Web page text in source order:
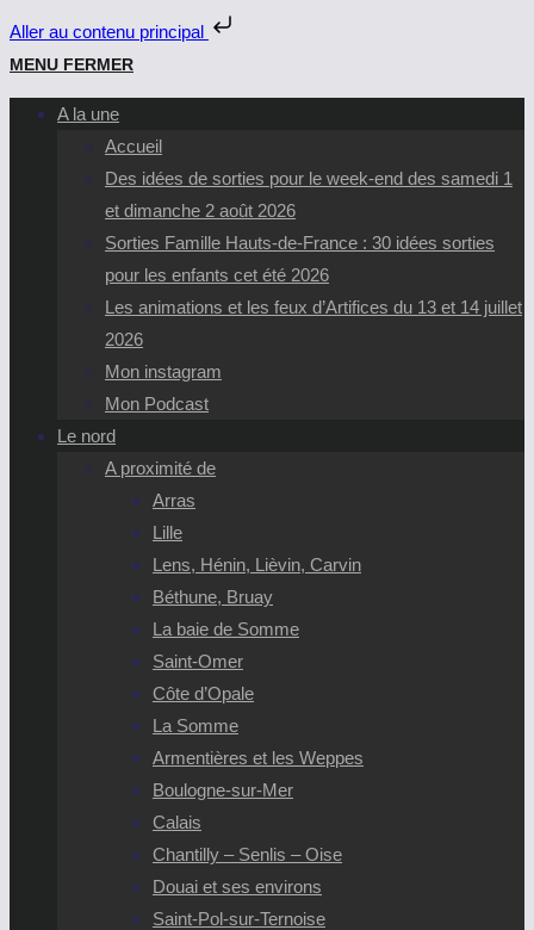
Aller au contenu principal
Skip
to
content
MENU FERMER
A la une
Accueil
Des idées de sorties pour le week-end des samedi 1
et dimanche 2 août 2026
Sorties Famille Hauts-de-France : 30 idées sorties
pour les enfants cet été 2026
Les animations et les feux d’Artifices du 13 et 14 juillet
2026
Mon instagram
Mon Podcast
Le nord
A proximité de
Arras
Lille
Lens, Hénin, Lièvin, Carvin
Béthune, Bruay
La baie de Somme
Saint-Omer
Côte d’Opale
La Somme
Armentières et les Weppes
Boulogne-sur-Mer
Calais
Chantilly – Senlis – Oise
Douai et ses environs
Saint-Pol-sur-Ternoise